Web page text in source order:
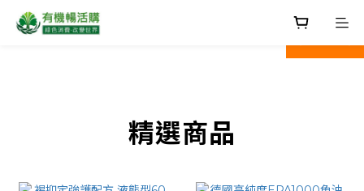
prev next
精選商品